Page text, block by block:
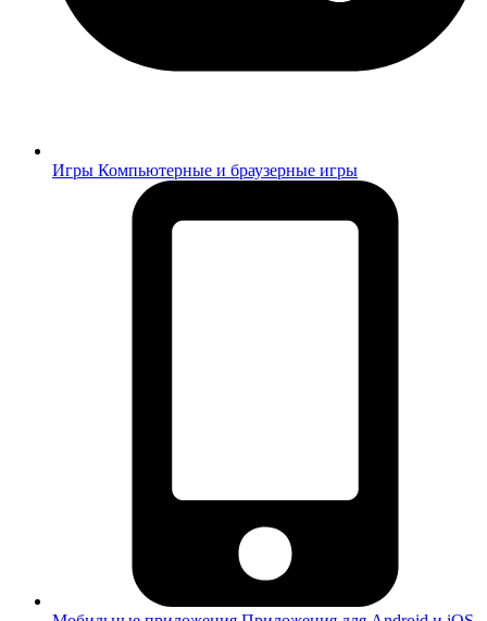
Игры Компьютерные и браузерные игры